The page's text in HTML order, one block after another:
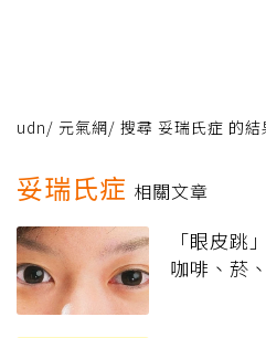
udn/ 元氣網/ 搜尋 妥瑞氏症 的結
妥瑞氏症 相關文章
「眼皮跳
咖啡、菸